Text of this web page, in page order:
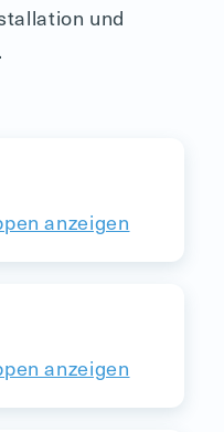
und
anzeigen
anzeigen